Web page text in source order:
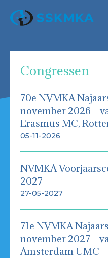
Congressen
70e NVMKA
november 2026 –
Erasmus MC,
05-11-2026
NVMKA
2027
27-05-2027
71e NVMKA
november 2027 –
Amsterdam UMC